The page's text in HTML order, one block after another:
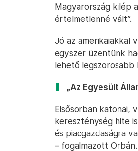
Magyarország kilép
értelmetlenné vált”.
Jó az amerikaiakkal
egyszer üzentünk
lehető
„Az Egyesült
Elsősorban katonai,
kereszténység hite
és piacgazdaságra
– fogalmazott